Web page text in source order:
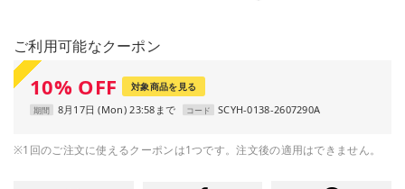
ご利用可能なクーポン
10% OFF 対象商品を見る
期間 8月17日 (Mon) 23:58まで コード SCYH-0138-2607290A
※1回のご注文に使えるクーポンは1つです。注文後の適用はできません。